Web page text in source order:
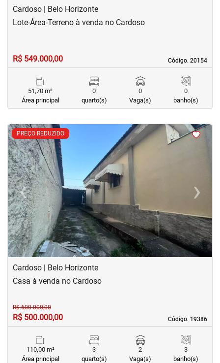
Cardoso | Belo Horizonte
Código. 20154
Código. 20154
Lote-Área-Terreno à venda no Cardoso
R$ 549.000,00
51,70 m²
Área principal
0
quarto(s)
0
Vaga(s)
0
banho(s)
PREÇO REDUZIDO
<<<<
‹Previous ›Next
Cardoso | Belo Horizonte
Código. 19386
Código. 19386
Casa à venda no Cardoso
R$ 600.000,00
R$ 500.000,00
110,00 m²
Área principal
3
quarto(s)
2
Vaga(s)
3
banho(s)